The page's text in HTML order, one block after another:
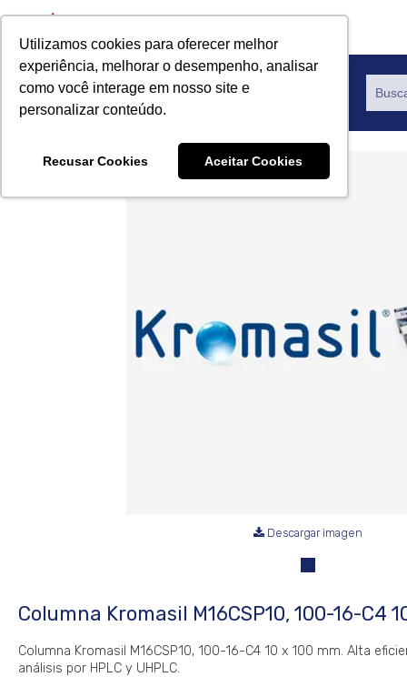
Utilizamos cookies para oferecer melhor
experiência, melhorar o desempenho, analisar
como você interage em nosso site e
personalizar conteúdo.
Recusar Cookies Aceitar Cookies
Productos
Descargar imagen
Columna Kromasil M16CSP10, 100-16-C4
Columna Kromasil M16CSP10, 100-16-C4 10 x 100 mm. Alta
análisis por HPLC y UHPLC.